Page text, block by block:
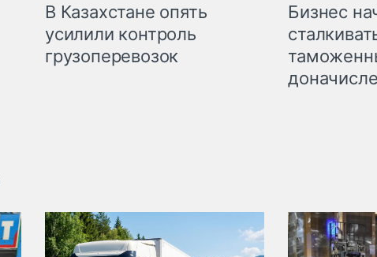
В Казахстане опять
усилили контроль
грузоперевозок
Бизнес